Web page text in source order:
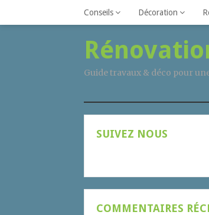
Conseils Décoration
Guide travaux & déco pour
SUIVEZ NOUS
COMMENTAIRES